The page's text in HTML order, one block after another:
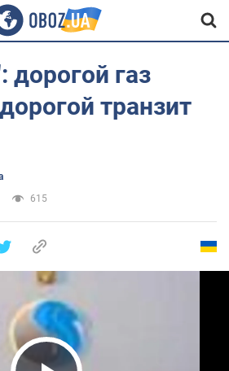
дорогой газ
транзит
615